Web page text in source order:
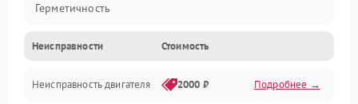
Герметичность
Механика
Электропитание
Неисправности Стоимость
Неисправность двигателя 2000 ₽ Подробнее →